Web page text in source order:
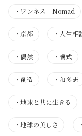
・ ワンネス Nomad
・ 京都 ・ 人生相
・ 偶然 ・儀式
・ 創造 ・和多志
・ 地球と共に生きる
・ 地球の美しさ